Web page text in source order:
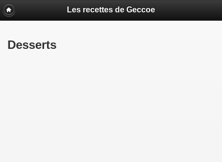
Les recettes de Geccoe
Desserts